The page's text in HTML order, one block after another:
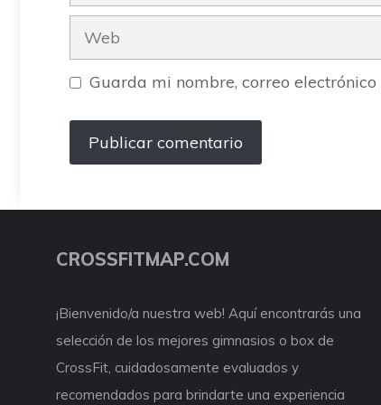
Web
Guarda mi nombre, correo
CROSSFITMAP.COM
¡Bienvenido/a nuestra web! Aquí encontrarás una
selección de los mejores gimnasios o box de
CrossFit, cuidadosamente evaluados y
recomendados para brindarte una experiencia